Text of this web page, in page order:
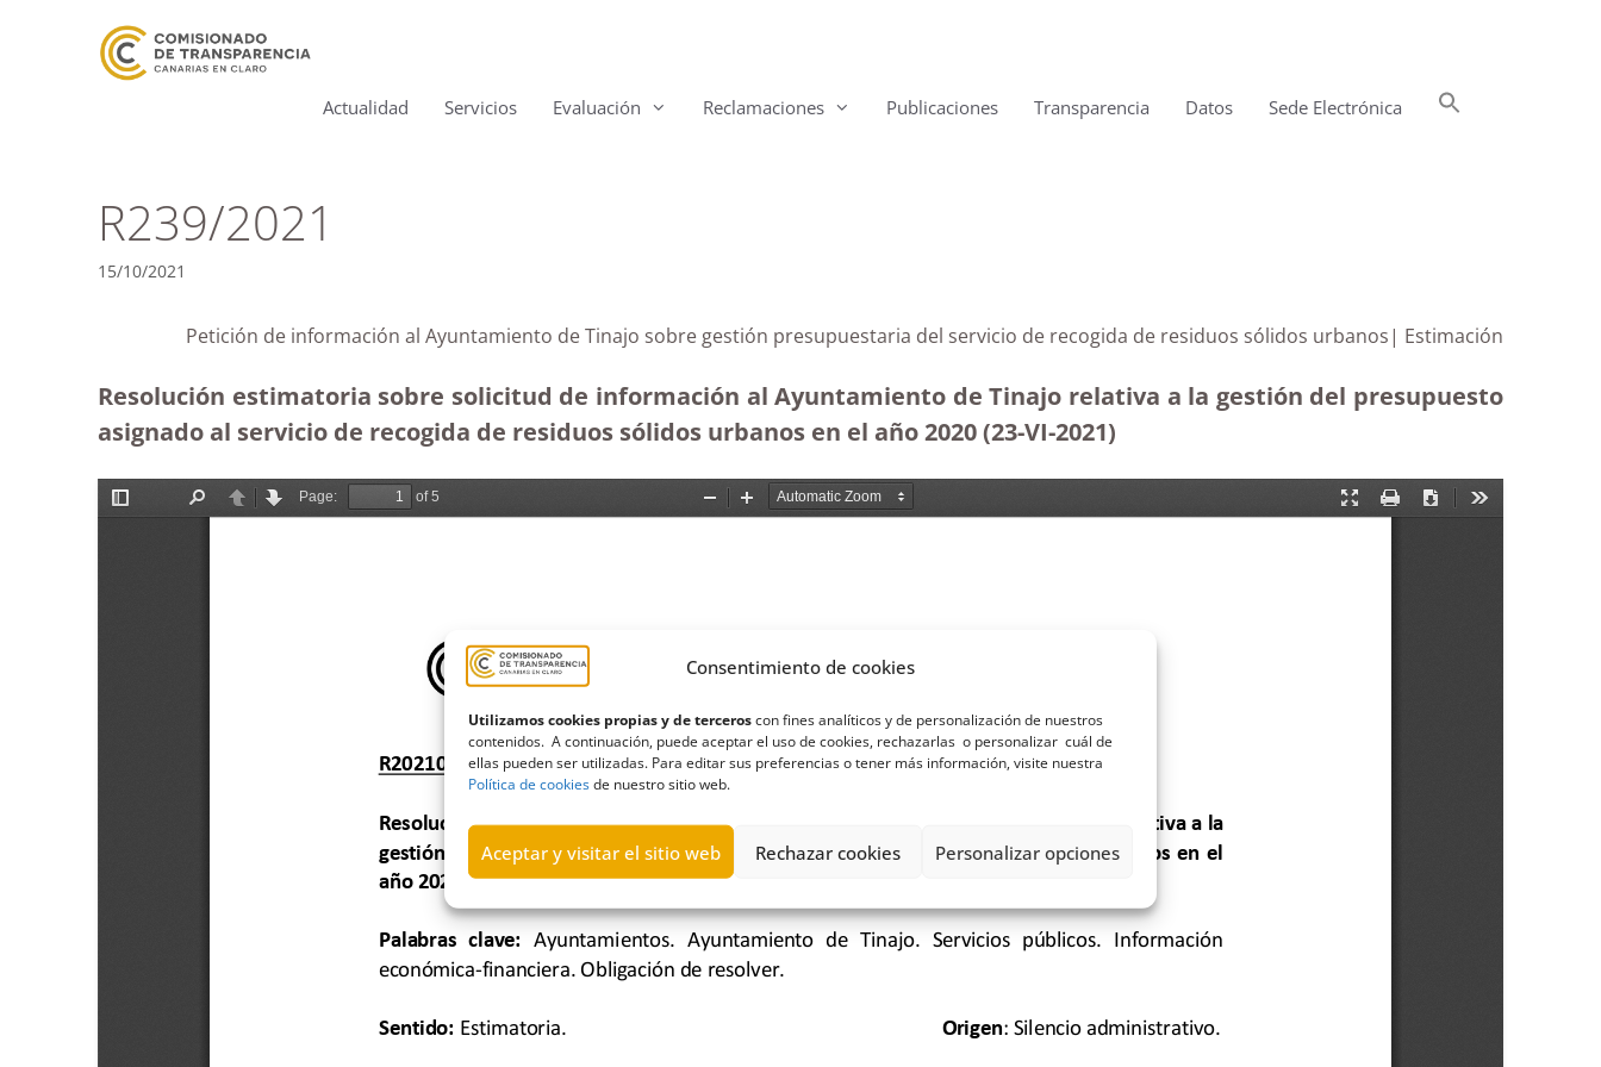
Consentimiento de cookies
Utilizamos cookies propias y de terceroscon fines analíticos y de personalización de nuestros
contenidos. A continuación, puede aceptar el uso de cookies, rechazarlas o personalizar cuál de
ellas pueden ser utilizadas. Para editar sus preferencias o tener más información, visite nuestra
Política de cookiesde nuestro sitio web.
Aceptar y visitar el sitio web Rechazar cookies Personalizar opciones
Actualidad Servicios Evaluación Reclamaciones Publicaciones Transparencia Datos Sede Electrónica
R239/2021
15/10/2021
Petición de información al Ayuntamiento de Tinajo sobre gestión presupuestaria del servicio de recogida de residuos sólidos urbanos| Estimación
Resolución estimatoria sobre solicitud de información al Ayuntamiento de Tinajo relativa a la gestión del presupuesto
asignado al servicio de recogida de residuos sólidos urbanos en el año 2020 (23-VI-2021)